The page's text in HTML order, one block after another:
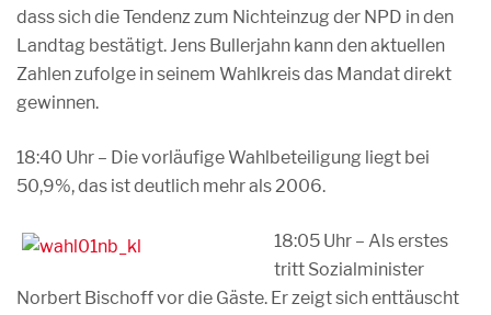
dass sich die Tendenz zum Nichteinzug der NPD in den
Landtag bestätigt. Jens Bullerjahn kann den aktuellen
Zahlen zufolge in seinem Wahlkreis das Mandat direkt
gewinnen.
18:40 Uhr – Die vorläufige Wahlbeteiligung liegt bei
50,9%, das ist deutlich mehr als 2006.
18:05 Uhr – Als erstes
tritt Sozialminister
Norbert Bischoff vor die Gäste. Er zeigt sich enttäuscht